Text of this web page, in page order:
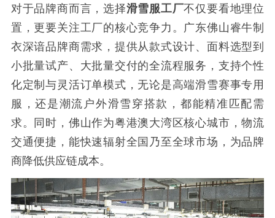
对于品牌商而言，选择滑雪服工厂不仅要看地理位
置，更要关注工厂的核心竞争力。广东佛山睿牛制
衣深谙品牌商需求，提供从款式设计、面料选型到
小批量试产、大批量交付的全流程服务，支持个性
化定制与灵活订单模式，无论是高端滑雪赛事专用
服，还是潮流户外滑雪穿搭款，都能精准匹配需
求。同时，佛山作为粤港澳大湾区核心城市，物流
交通便捷，能快速辐射全国乃至全球市场，为品牌
商降低供应链成本。